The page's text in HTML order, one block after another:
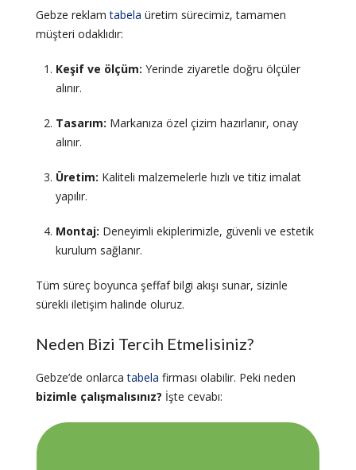
Gebze reklamtabela üretim sürecimiz, tamamen
müşteri odaklıdır:
Keşif ve ölçüm: Yerinde ziyaretle doğru ölçüler
alınır.
Tasarım: Markanıza özel çizim hazırlanır, onay
alınır.
Üretim: Kaliteli malzemelerle hızlı ve titiz imalat
yapılır.
Montaj: Deneyimli ekiplerimizle, güvenli ve estetik
kurulum sağlanır.
Tüm süreç boyunca şeffaf bilgi akışı sunar, sizinle
sürekli iletişim halinde oluruz.
Neden Bizi Tercih Etmelisiniz?
Gebze’de onlarcatabela firması olabilir. Peki neden
bizimle çalışmalısınız? İşte cevabı: